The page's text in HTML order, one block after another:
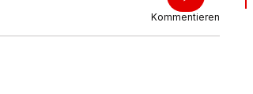
Kommentieren